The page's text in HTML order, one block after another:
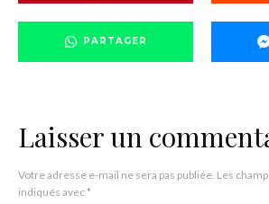
PARTAGER
Laisser un
Votre adresse e-mail ne sera pas publiée. Les
indiqués avec*